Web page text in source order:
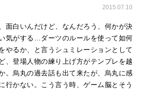
2015.07.10
面白いんだけど、なんだろう、何かが決
気がする…ダーツのルールを使って如何
やるか、と言うシュミレーションとして
、登場人物の練り上げ方がテンプレを越
。烏丸の過去話も出て来たが、烏丸に感
行かない。こう言う時、ゲーム脳とそう